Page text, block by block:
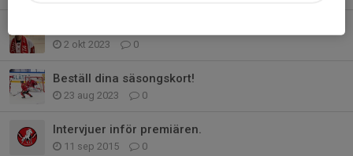
2 okt 2023 0
Beställ dina säsongskort!
23 aug 2023 0
Intervjuer inför premiären.
11 sep 2015 0